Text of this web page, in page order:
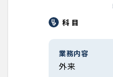
科 目
業務内容
外来